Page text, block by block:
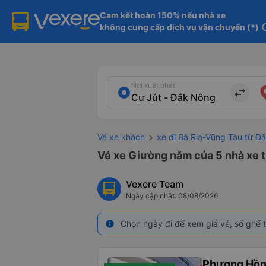
Cam kết hoàn 150% nếu nhà xe
không cung cấp dịch vụ vận chuyển (*)
Nơi xuất phát
import_export
Vé xe khách xe đi Bà Rịa-Vũng Tàu từ
Vé xe Giường nằm của 5 nhà xe
Vexere Team
Ngày cập nhật: 08/08/2026
info Chọn ngày đi để xem giá vé, số